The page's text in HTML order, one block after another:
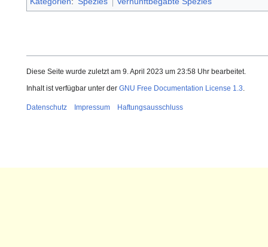
Diese Seite wurde zuletzt am 9. April 2023 um 23:58 Uhr bearbeitet.
Inhalt ist verfügbar unter der GNU Free Documentation License 1.3.
Datenschutz Impressum Haftungsausschluss